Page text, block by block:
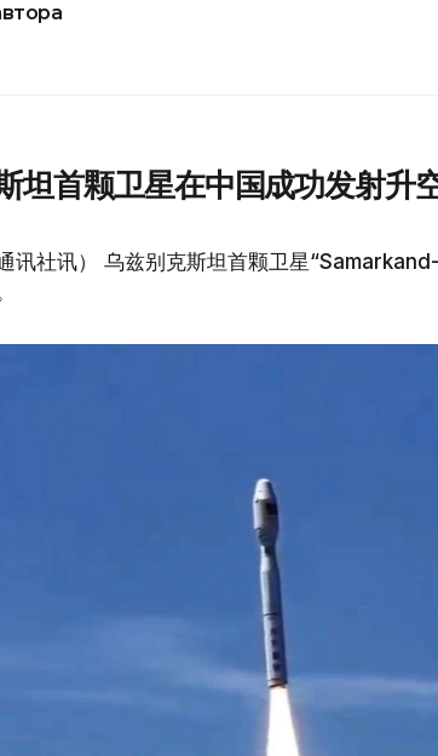
坦首颗卫星在中国成功发射升
讯社讯） 乌兹别克斯坦首颗卫星